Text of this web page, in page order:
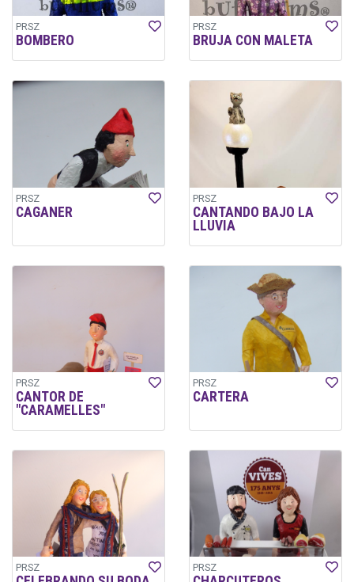
PRSZ
BOMBERO
PRSZ
BRUJA CON MALETA
PRSZ
CAGANER
PRSZ
CANTANDO BAJO LA
LLUVIA
PRSZ
CANTOR DE
"CARAMELLES"
PRSZ
CARTERA
PRSZ PRSZ